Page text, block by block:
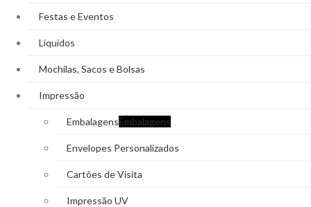
Festas e Eventos
Líquidos
Mochilas, Sacos e Bolsas
Impressão
EmbalagensEmbalagens
Envelopes Personalizados
Cartões de Visita
Impressão UV